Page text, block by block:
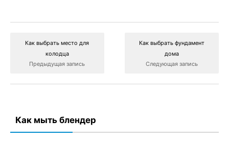
Как выбрать место для
колодца
Предыдущая запись
Как выбрать фундамент
дома
Следующая запись
Как мыть блендер